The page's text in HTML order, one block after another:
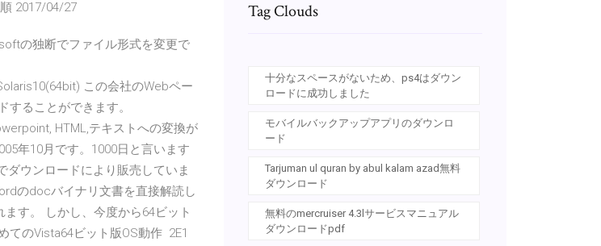
2017/04/27
の独断でファイル形式を変更で
この会社のWebペー
ることができます。
HTML,テキストへの変換が
年10月です。1000日と言います
ダウンロードにより販売していま
のdocバイナリ文書を直接解読し
す。 しかし、今度から64ビット
てのVista64ビット版OS動作 2E1
Tag Clouds
十分なスペースがないため、ps4はダウン
ロードに成功しました
モバイルバックアップアプリのダウンロ
ード
Tarjuman ul quran by abul kalam azad無料
ダウンロード
無料のmercruiser 4.3lサービスマニュアル
ダウンロードpdf